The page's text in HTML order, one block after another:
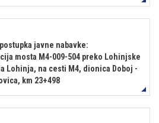
javne nabavke:
mosta M4-009-504 preko Lohinjske
Lohinja, na cesti M4, dionica Doboj -
km 23+498